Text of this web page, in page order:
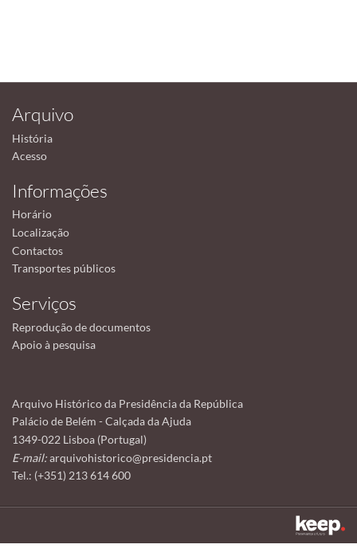
Arquivo
História
Acesso
Informações
Horário
Localização
Contactos
Transportes públicos
Serviços
Reprodução de documentos
Apoio à pesquisa
Arquivo Histórico da Presidência da República
Palácio de Belém - Calçada da Ajuda
1349-022 Lisboa (Portugal)
E-mail:arquivohistorico@presidencia.pt
Tel.: (+351) 213 614 600